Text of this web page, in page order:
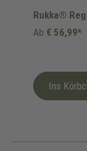
Rukka®
Ab € 56,99*
Ins